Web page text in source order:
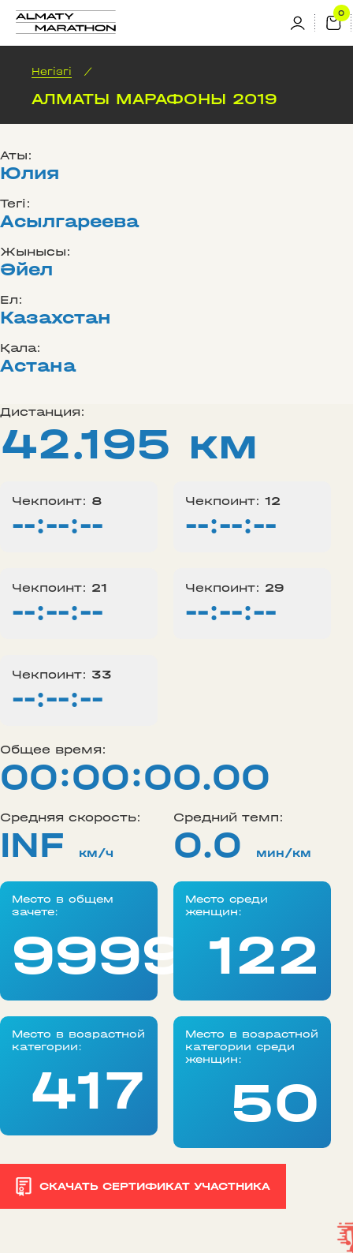
Негізгі /
АЛМАТЫ МАРАФОНЫ 2019
Аты:
Юлия
Тегі:
Асылгареева
Жынысы:
Әйел
Ел:
Казахстан
Қала:
Астана
Дистанция:
42.195 км
Чекпоинт: 8
--:--:--
Чекпоинт: 12
--:--:--
Чекпоинт: 21
--:--:--
Чекпоинт: 29
--:--:--
Чекпоинт: 33
--:--:--
Общее время:
00:00:00.00
Средняя скорость:
INF км/ч
Средний темп:
0.0 мин/км
Место в общем
зачете:
99999
Место среди
женщин:
122
Место в возрастной
категории:
417
Место в возрастной
категории среди
женщин:
50
СКАЧАТЬ СЕРТИФИКАТ УЧАСТНИКА